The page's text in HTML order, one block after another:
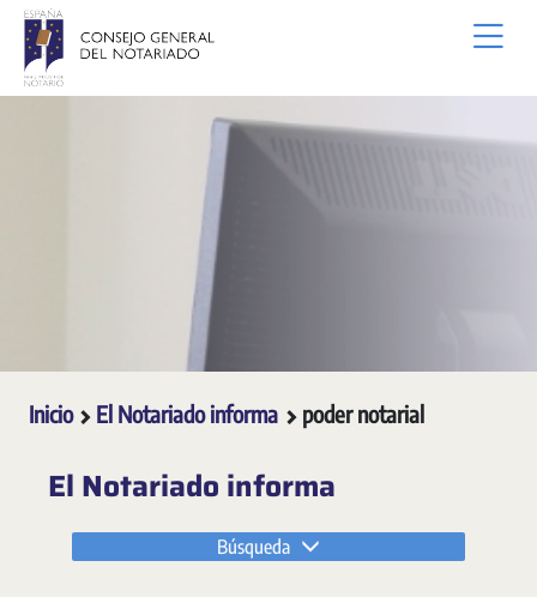
Saltar al contenido principal
Inicio El Notariado informa poder notarial
El Notariado informa
Búsqueda